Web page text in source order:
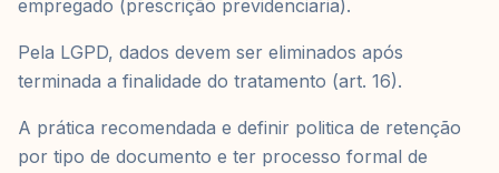
empregado (prescrição previdenciaria).
Pela LGPD, dados devem ser eliminados após
terminada a finalidade do tratamento (art. 16).
A prática recomendada e definir politica de retenção
por tipo de documento e ter processo formal de